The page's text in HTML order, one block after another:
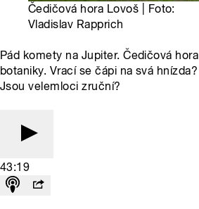
Čedičová hora Lovoš | Foto:
Vladislav Rapprich
Pád komety na Jupiter. Čedičová
botaniky. Vrací se čápi na svá
Jsou velemloci zruční?
43:19